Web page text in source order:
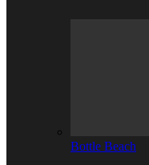
Bottle Beach